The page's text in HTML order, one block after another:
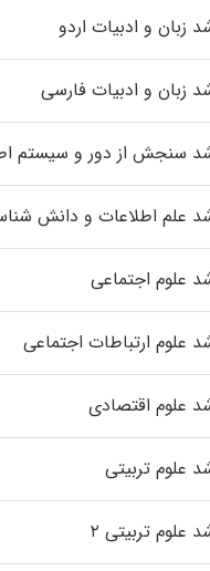
زبان و ادبیات اردو
زبان و ادبیات فارسی
سنجش از دور و سیستم
علم اطلاعات و دانش
علوم اجتماعی
علوم ارتباطات اجتماعی
علوم اقتصادی
علوم تربیتی
علوم تربیتی ۲